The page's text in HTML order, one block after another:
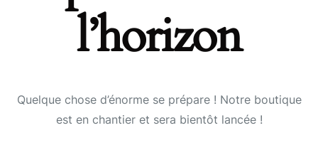
l’horizon
Quelque chose d’énorme se prépare ! Notre boutique
est en chantier et sera bientôt lancée !